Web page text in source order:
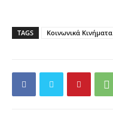
TAGS Κοινωνικά Κινήματα